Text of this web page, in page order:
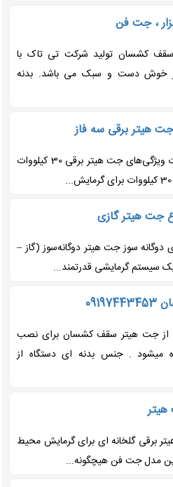
کشسان تولید شرکت تی تاک با
خوش دست و سبک می باشد. بدنه
هیتر برقی سه فاز
جت هیتر برقی 3 فاز 30 کیلووات ویژگی‌های جت هیتر برقی 30 کیلووات
جت هیتر گازی
سوز جت هیتر دوگانه‌سوز (گاز –
جت هیتر سقف کشسان برای نصب
میشود . جنس بدنه ای دستگاه از
برقی گلخانه ای برای گرمایش محیط
مدل جت فن هیچگونه...